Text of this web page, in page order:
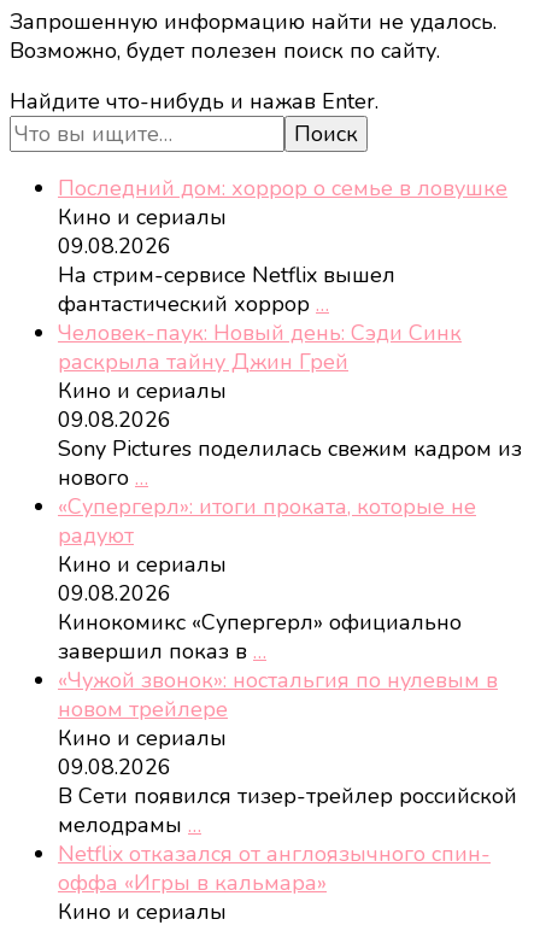
Запрошенную информацию найти не удалось.
Возможно, будет полезен поиск по сайту.
Ищите
что-
то?
Найдите что-нибудь и нажав Enter.
Последний дом: хоррор о семье в ловушке
Кино и сериалы
09.08.2026
На стрим-сервисе Netflix вышел
фантастический хоррор …
Человек-паук: Новый день: Сэди Синк
раскрыла тайну Джин Грей
Кино и сериалы
09.08.2026
Sony Pictures поделилась свежим кадром из
нового …
«Супергерл»: итоги проката, которые не
радуют
Кино и сериалы
09.08.2026
Кинокомикс «Супергерл» официально
завершил показ в …
«Чужой звонок»: ностальгия по нулевым в
новом трейлере
Кино и сериалы
09.08.2026
В Сети появился тизер-трейлер российской
мелодрамы …
Netflix отказался от англоязычного спин-
оффа «Игры в кальмара»
Кино и сериалы